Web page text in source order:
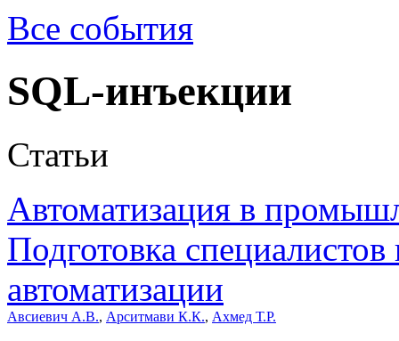
Все события
SQL-инъекции
Статьи
Автоматизация в
Подготовка
автоматизации
Авсиевич А.В., Арситмави К.К., Ахмед Т.Р.